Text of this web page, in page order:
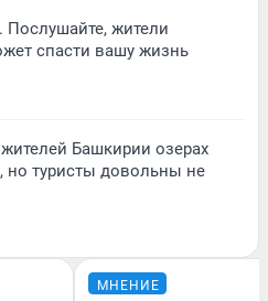
Послушайте, жители
спасти вашу жизнь
Башкирии озерах
но туристы довольны не
МНЕНИЕ